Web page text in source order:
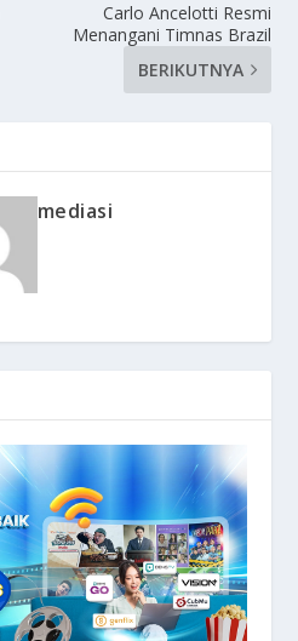
Carlo Ancelotti Resmi
Menangani Timnas Brazil
BERIKUTNYA
mediasi